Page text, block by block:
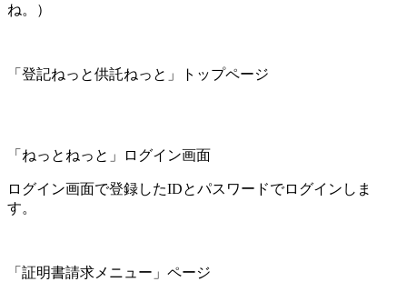
ね。）
「登記ねっと供託ねっと」トップページ
「ねっとねっと」ログイン画面
ログイン画面で登録したIDとパスワードでログインしま
す。
「証明書請求メニュー」ページ